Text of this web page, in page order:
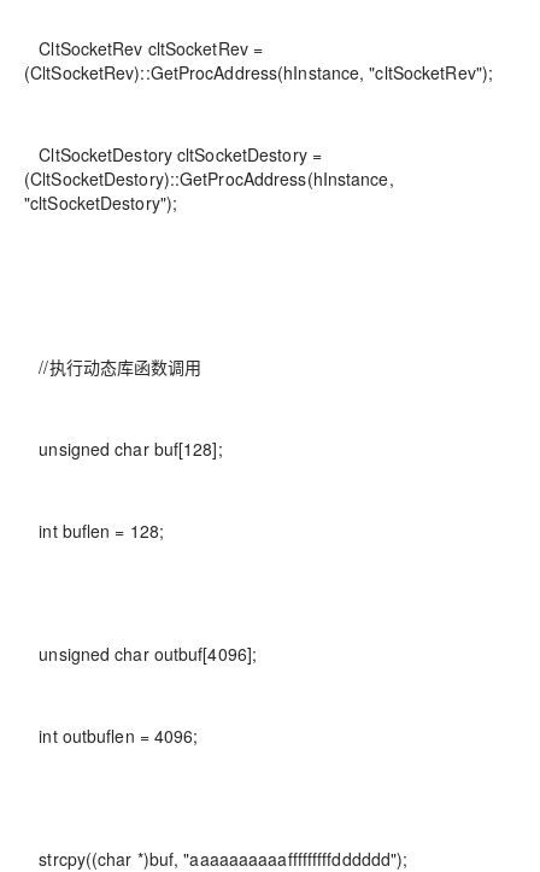
CltSocketRev cltSocketRev =
(CltSocketRev)::GetProcAddress(hInstance, "cltSocketRev");
CltSocketDestory cltSocketDestory =
(CltSocketDestory)::GetProcAddress(hInstance,
"cltSocketDestory");
//执行动态库函数调用
unsigned char buf[128];
int buflen = 128;
unsigned char outbuf[4096];
int outbuflen = 4096;
strcpy((char *)buf, "aaaaaaaaaafffffffffdddddd");